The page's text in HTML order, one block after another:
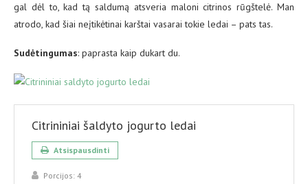
gal dėl to, kad tą saldumą atsveria maloni citrinos rūgštelė. Man
atrodo, kad šiai neįtikėtinai karštai vasarai tokie ledai – pats tas.
Sudėtingumas: paprasta kaip dukart du.
Citrininiai šaldyto jogurto ledai
Atsispausdinti
Porcijos: 4